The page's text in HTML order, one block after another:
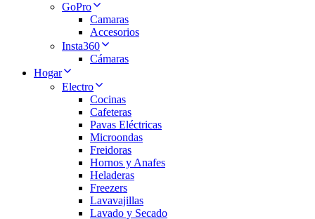
GoPro
Camaras
Accesorios
Insta360
Cámaras
Hogar
Electro
Cocinas
Cafeteras
Pavas Eléctricas
Microondas
Freidoras
Hornos y Anafes
Heladeras
Freezers
Lavavajillas
Lavado y Secado